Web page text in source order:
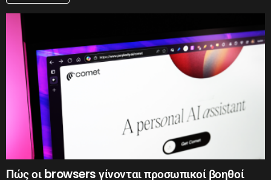
Πώς οι browsers γίνονται προσωπικοί βοηθοί